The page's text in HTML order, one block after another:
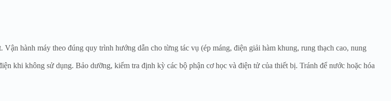
hành máy theo đúng quy trình hướng dẫn cho từng tác vụ (ép máng, điện giải hàm khung, rung thạch cao, nung
khi không sử dụng. Bảo dưỡng, kiểm tra định kỳ các bộ phận cơ học và điện tử của thiết bị. Tránh để nước hoặc hóa